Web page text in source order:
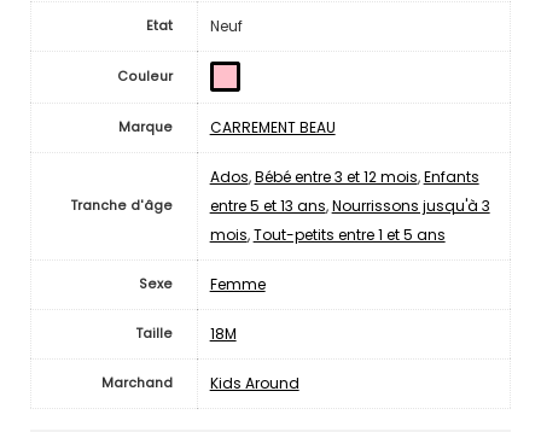
Etat Neuf
Couleur
Marque CARREMENT BEAU
Tranche d'âge
Ados,Bébé entre 3 et 12 mois,Enfants
entre 5 et 13 ans,Nourrissons jusqu'à 3
mois,Tout-petits entre 1 et 5 ans
Sexe Femme
Taille 18M
Marchand Kids Around